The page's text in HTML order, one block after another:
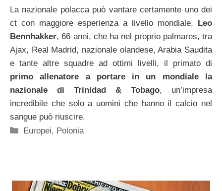
La nazionale polacca può vantare certamente uno dei
ct con maggiore esperienza a livello mondiale, Leo
Bennhakker, 66 anni, che ha nel proprio palmares, tra
Ajax, Real Madrid, nazionale olandese, Arabia Saudita
e tante altre squadre ad ottimi livelli, il primato di
primo allenatore a portare in un mondiale la
nazionale di Trinidad & Tobago, un’impresa
incredibile che solo a uomini che hanno il calcio nel
sangue può riuscire.
Categorie
Europei, Polonia